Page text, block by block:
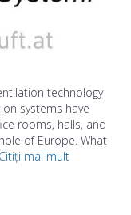
technology
systems have
rooms, halls, and
of Europe. What
Citiți mai mult